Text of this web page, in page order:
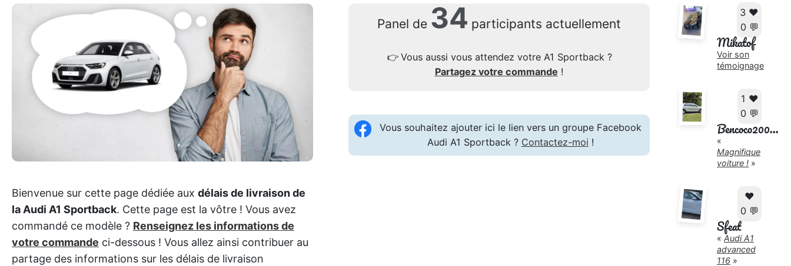
3 ❤️
0 💬
Mikatof
Voir son
témoignage
1 ❤️
0 💬
Bencoco200...
«
Magnifique
voiture ! »
❤️
0 💬
Sfeat
« Audi A1
advanced
116 »
Bienvenue sur cette page dédiée aux délais de livraison de
la Audi A1 Sportback. Cette page est la vôtre ! Vous avez
commandé ce modèle ? Renseignez les informations de
votre commande ci-dessous ! Vous allez ainsi contribuer au
partage des informations sur les délais de livraison
Panel de 34 participants actuellement
👉Vous aussi vous attendez votre A1 Sportback ?
Partagez votre commande !
Vous souhaitez ajouter ici le lien vers un groupe Facebook
Audi A1 Sportback ? Contactez-moi !